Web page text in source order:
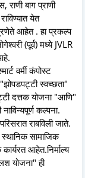
बाग प्राणी
येत
आहेत . हा प्रकल्प
(पूर्व) मध्ये JVLR
वर्मी कंपोस्ट
स्वच्छता"
दत्तक योजना "आणि"
कल्पना.
राबविली जाते.
सामाजिक
आहेत.निर्माल्य
योजना" ही